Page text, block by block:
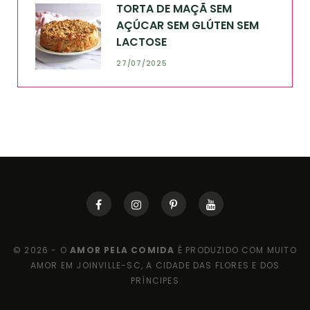
TORTA DE MAÇÃ SEM
AÇÚCAR SEM GLÚTEN SEM
LACTOSE
27/07/2025
© 2026 - OAMOR PELA COMIDA É PRODUZIDO COM MUITO
AMOR EM JOINVILLE-SC, A CIDADE DAS FLORES E DOS
PRÍNCIPES